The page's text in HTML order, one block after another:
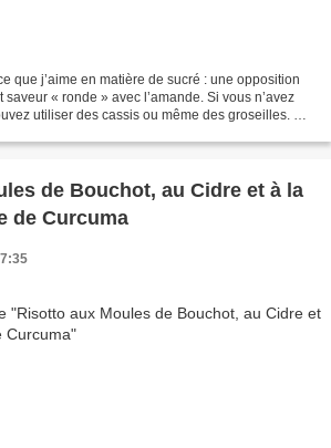
que j’aime en matière de sucré : une opposition
« ronde » avec l’amande. Si vous n’avez
utiliser des cassis ou même des groseilles. La
de Bouchot, au Cidre et à la
de Curcuma